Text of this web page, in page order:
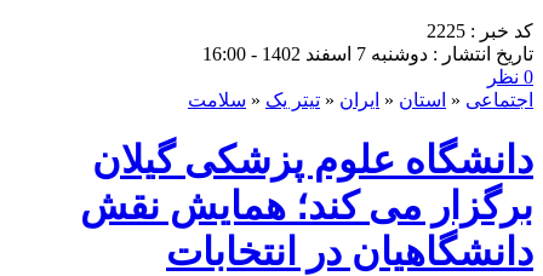
کد خبر : 2225
تاریخ انتشار : دوشنبه 7 اسفند 1402 - 16:00
0 نظر
اجتماعی « استان « ایران « تیتر یک « سلامت
دانشگاه علوم پزشکی گیلان
برگزار می کند؛ همایش نقش
دانشگاهیان در انتخابات